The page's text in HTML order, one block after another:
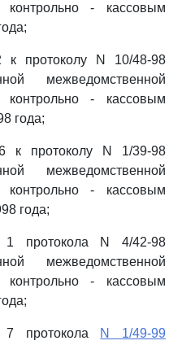
контрольно - кассовым
протоколу N 10/48-98
межведомственной
контрольно - кассовым
года;
к протоколу N 1/39-98
межведомственной
контрольно - кассовым
года;
протокола N 4/42-98
межведомственной
контрольно - кассовым
протокола
N 1/49-99